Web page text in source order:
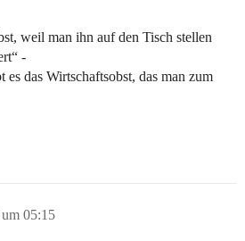
weil man ihn auf den Tisch stellen
-
das Wirtschaftsobst, das man zum
05:15